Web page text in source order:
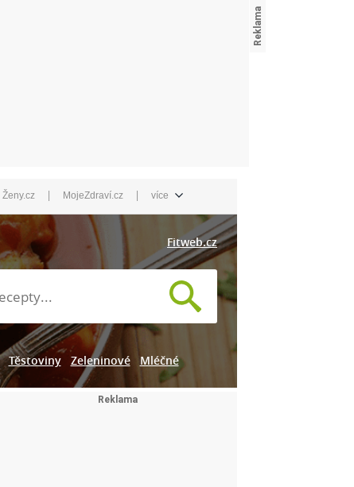
Ženy.cz | MojeZdraví.cz | více
Fitweb.cz
Těstoviny Zeleninové Mléčné